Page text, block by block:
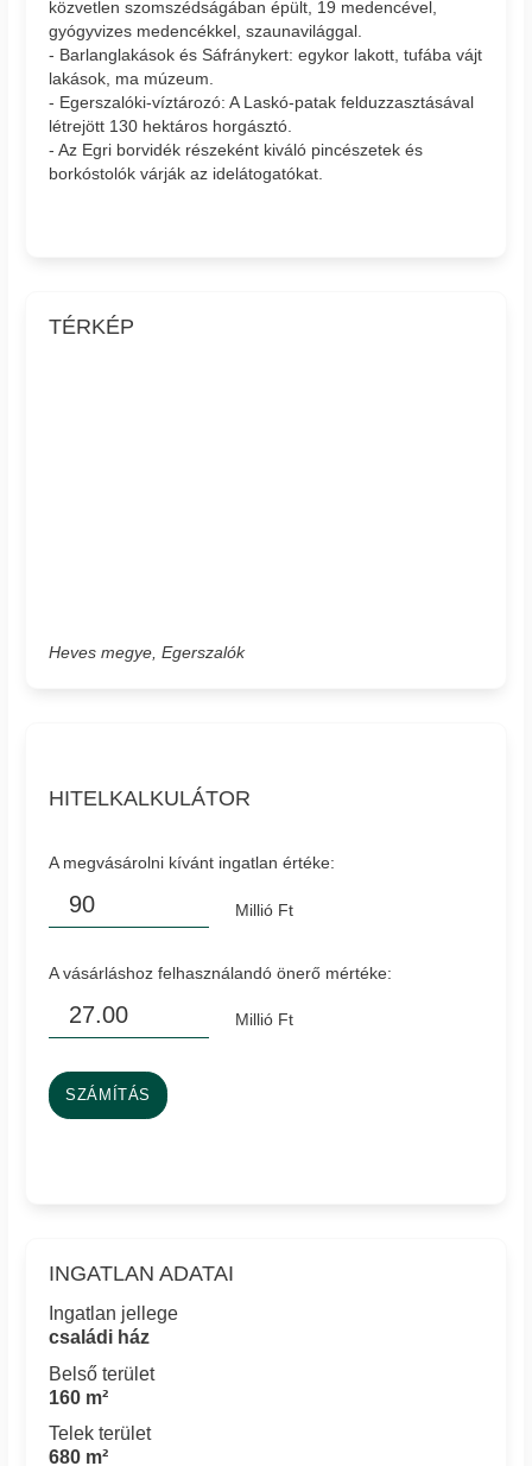
közvetlen szomszédságában épült, 19 medencével,
gyógyvizes medencékkel, szaunavilággal.
- Barlanglakások és Sáfránykert: egykor lakott, tufába vájt
lakások, ma múzeum.
- Egerszalóki-víztározó: A Laskó-patak felduzzasztásával
létrejött 130 hektáros horgásztó.
- Az Egri borvidék részeként kiváló pincészetek és
borkóstolók várják az idelátogatókat.
TÉRKÉP
Heves megye, Egerszalók
HITELKALKULÁTOR
A megvásárolni kívánt ingatlan értéke:
Millió Ft
A vásárláshoz felhasználandó önerő mértéke:
Millió Ft
SZÁMÍTÁS
INGATLAN ADATAI
Ingatlan jellege
családi ház
Belső terület
160 m²
Telek terület
680 m²